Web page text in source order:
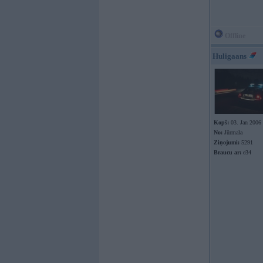
Huligaans
Kopš: 03. Jan 2006
No: Jūrmala
Ziņojumi: 5291
Braucu ar: e34